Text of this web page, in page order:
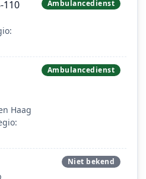
110 Ambulancedienst
Haag
Ambulancedienst
Niet bekend